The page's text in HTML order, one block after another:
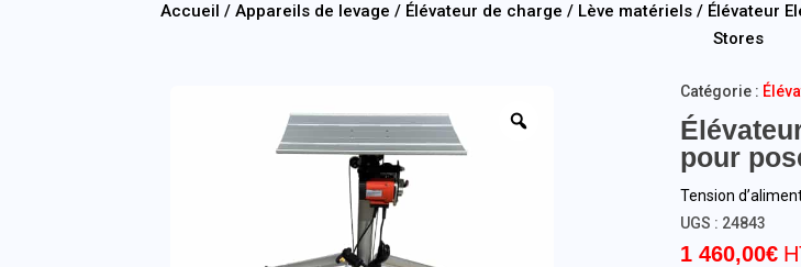
Accueil /Appareils de levage / Élévateur de charge / Lève matériels / Élévateur
Stores
pour
1 460,00€
Tension
UGS : 24843
Catégorie :